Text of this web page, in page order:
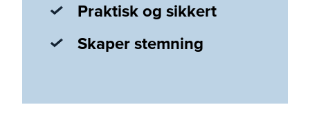
Praktisk og sikkert
Skaper stemning